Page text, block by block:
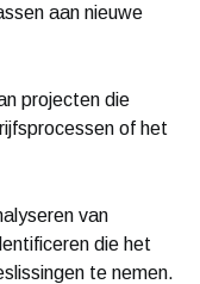
aan nieuwe
projecten die
of het
van
die het
te nemen.